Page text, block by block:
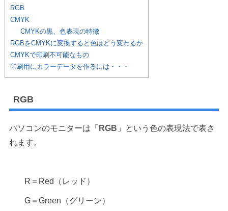
RGB
CMYK
CMYKの黒、色表現の特徴
RGBをCMYKに変換すると色はどう変わるか
CMYKで印刷不可能なもの
印刷用にカラーデータを作るには・・・
RGB
パソコンのモニターは「 RGB 」という色の表現法で表さ
れます。
R＝Red（レッド）
G＝Green（グリーン）